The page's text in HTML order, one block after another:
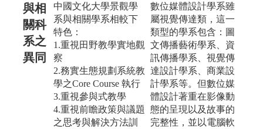
與相
關科
系之
異同
中國文化大學景觀學
系與相關學系相較下
特色：
1.重視田野教學實地觀
察
2.務實生態規劃系統教
學之Core Course 執行
3.重視參與式教學
4.重視前瞻政策與議題
之思考與解決方法訓
數位媒體設計學系雖
屬視覺傳達類，這一
類型的學系包含：圖
文傳播藝術學系、資
訊傳播學系、視覺傳
達設計學系、商業設
計學系等。但數位媒
體設計著重在影像動
態的呈現以及故事的
完整性，並以電腦軟